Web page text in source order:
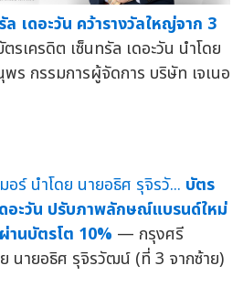
เดอะวัน คว้ารางวัลใหญ่จาก 3
รเครดิต เซ็นทรัล เดอะวัน นำโดย
ร กรรมการผู้จัดการ บริษัท เจเนอ
บัตร
อะวัน ปรับภาพลักษณ์แบรนด์ใหม่
านบัตรโต 10% — กรุงศรี
นายอธิศ รุจิรวัฒน์ (ที่ 3 จากซ้าย)